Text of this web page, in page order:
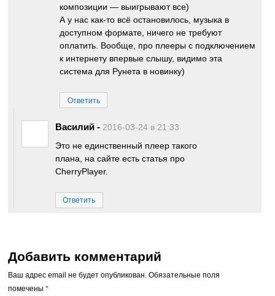
композиции — выигрывают все)
А у нас как-то всё остановилось, музыка в
доступном формате, ничего не требуют
оплатить. Вообще, про плееры с подключением
к интернету впервые слышу, видимо эта
система для Рунета в новинку)
Ответить
Василий - 2016-03-24 в 21:33
Это не единственный плеер такого
плана, на сайте есть статья про
CherryPlayer.
Ответить
Добавить комментарий
Ваш адрес email не будет опубликован. Обязательные поля
помечены*